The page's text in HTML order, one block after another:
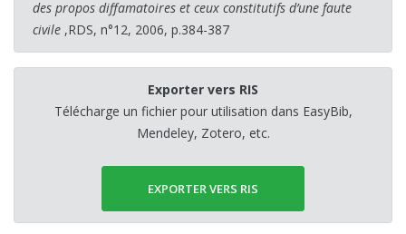
des propos diffamatoires et ceux constitutifs d’une faute
civile ,RDS, n°12, 2006, p.384-387
Exporter vers RIS
Télécharge un fichier pour utilisation dans EasyBib,
Mendeley, Zotero, etc.
EXPORTER VERS RIS